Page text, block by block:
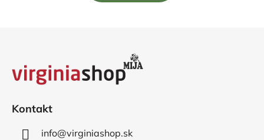
Kontakt
info@virginiashop.sk